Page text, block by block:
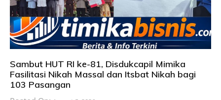
Sambut HUT RI ke-81, Disdukcapil Mimika
Fasilitasi Nikah Massal dan Itsbat Nikah bagi
103 Pasangan